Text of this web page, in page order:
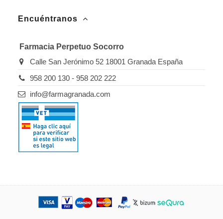
Encuéntranos
Farmacia Perpetuo Socorro
Calle San Jerónimo 52 18001 Granada España
958 200 130 - 958 202 222
info@farmagranada.com